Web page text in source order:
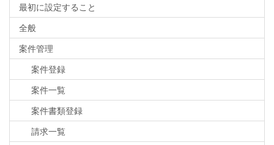
最初に設定すること
全般
案件管理
案件登録
案件一覧
案件書類登録
請求一覧